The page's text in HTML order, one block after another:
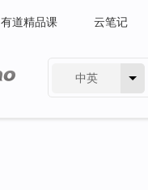
有道精品课 云笔记
中英